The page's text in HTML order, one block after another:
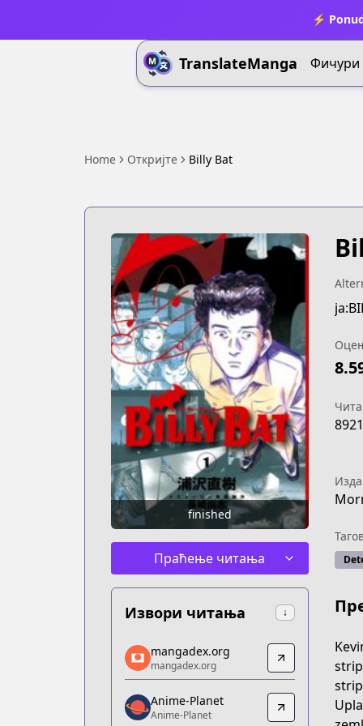
⚡
TranslateManga Фичури
Home Откријте Billy Bat
finished
Праћење читања
Извори читања ↓
mangadex.org
mangadex.org
https://mangadex.org/title/e5357466-
Anime-Planet
mangadex.org
mangadex.org
Anime-Planet
Anime-Planet